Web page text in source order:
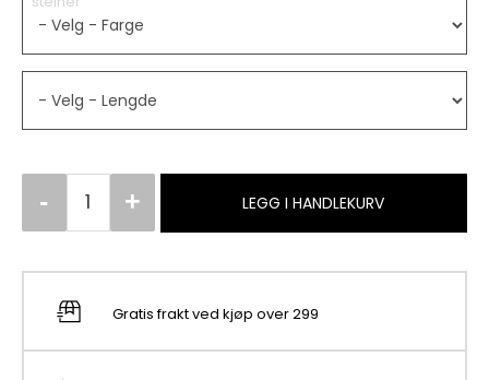
LEGG I HANDLEKURV
Gratis frakt ved kjøp over 299